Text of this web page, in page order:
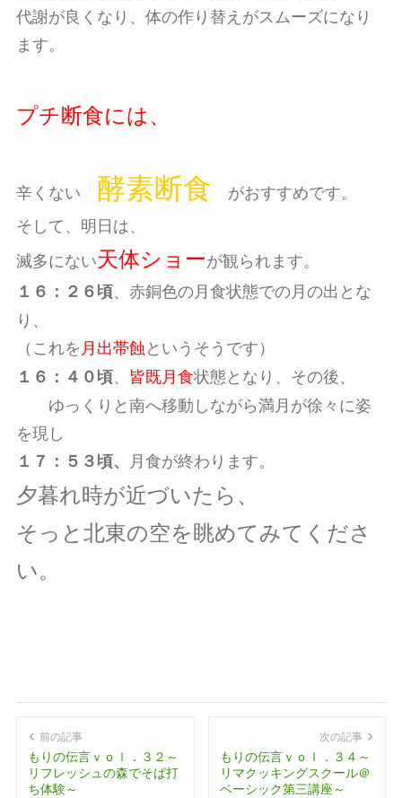
代謝が良くなり、体の作り替えがスムーズになり
ます。
プチ断食には、
辛くない 酵素断食 がおすすめです。
そして、明日は、
滅多にない天体ショーが観られます。
１６：２６頃、赤銅色の月食状態での月の出とな
り、
（これを 月出帯蝕というそうです）
１６：４０頃、 皆既月食状態となり、その後、
ゆっくりと南へ移動しながら満月が徐々に姿
を現し
１７：５３頃、
月食が終わります。
夕暮れ時が近づいたら、
そっと北東の空を眺めてみてくださ
い。
前の記事
もりの伝言ｖｏｌ．３２～
リフレッシュの森でそば打
ち体験～
次の記事
もりの伝言ｖｏｌ．３４～
リマクッキングスクール＠
ベーシック第三講座～